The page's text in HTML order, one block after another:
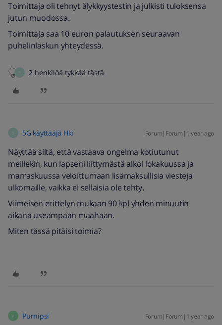
Toimittaja oli tehnyt älykkyystestin ja julkisti tuloksensa
jutun muodossa.
Toimittaja saa 10 euron palautuksen seuraavan
puhelinlaskun yhteydessä.
2 henkilöä tykkää tästä
5G käyttääjä Hki Forum|Forum|1 year ago
Näyttää siltä, että vastaava ongelma kotiutunut
meillekin, kun lapseni liittymästä alkoi lokakuussa ja
marraskuussa veloittumaan lisämaksullisia viesteja
ulkomaille, vaikka ei sellaisia ole tehty.
Viimeisen erittelyn mukaan 90 kpl yhden minuutin
aikana useampaan maahaan.
Miten tässä pitäisi toimia?
P Purnipsi Forum|Forum|1 year ago